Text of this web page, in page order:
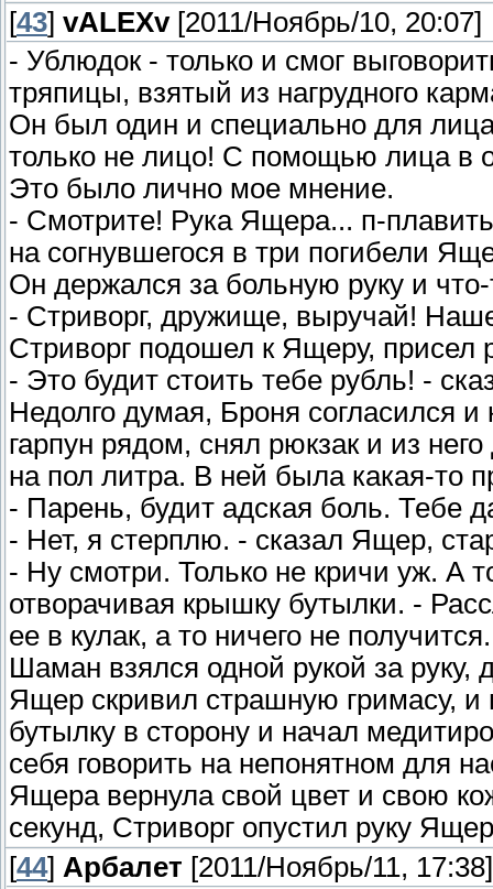
[43] vALEXv[2011/Ноябрь/10, 20:07]
- Ублюдок - только и смог
тряпицы, взятый из нагрудного
Он был один и специально для
только не лицо! С помощью лица в
Это было лично мое мнение.
- Смотрите! Рука Ящера... п-
на согнувшегося в три погибели
Он держался за больную руку и
- Стриворг, дружище, выручай!
Стриворг подошел к Ящеру, присел
- Это будит стоить тебе рубль! -
Недолго думая, Броня согласился и
гарпун рядом, снял рюкзак и из
на пол литра. В ней была какая-то
- Парень, будит адская боль. Тебе
- Нет, я стерплю. - сказал Ящер,
- Ну смотри. Только не кричи уж. А
отворачивая крышку бутылки. -
ее в кулак, а то ничего не получится.
Шаман взялся одной рукой за руку,
Ящер скривил страшную гримасу, и
бутылку в сторону и начал
себя говорить на непонятном для
Ящера вернула свой цвет и свою
секунд, Стриворг опустил руку
[44] Арбалет [2011/Ноябрь/11, 17:38]